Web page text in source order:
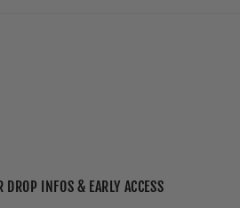
DROP INFOS & EARLY ACCESS